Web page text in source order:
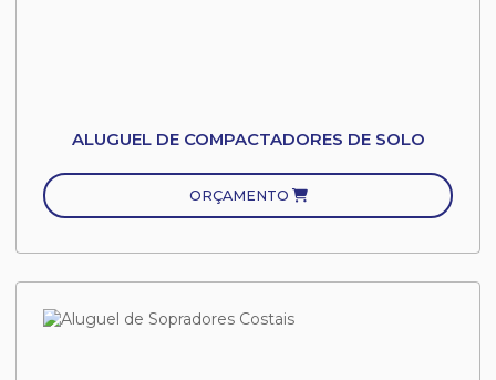
ALUGUEL DE COMPACTADORES DE SOLO
ORÇAMENTO